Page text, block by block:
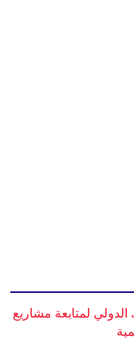
الدولي لمتابعة مشاريع